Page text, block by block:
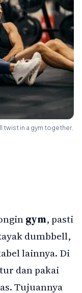
twist in a gym together.
gym, pasti
dumbbell,
lainnya. Di
dan pakai
Tujuannya